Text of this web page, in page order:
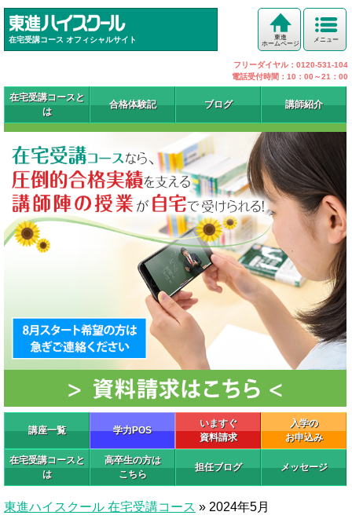
在宅受講コース オフィシャルサイト メニュー
東進
ホームページ
フリーダイヤル：0120-531-104
電話受付時間：10：00～21：00
在宅受講コースと
は
合格体験記 ブログ 講師紹介
講座一覧 学力POS
いますぐ
資料請求
入学の
お申込み
在宅受講コースと
は
高卒生の方は
こちら
担任ブログ メッセージ
東進ハイスクール 在宅受講コース » 2024年5月